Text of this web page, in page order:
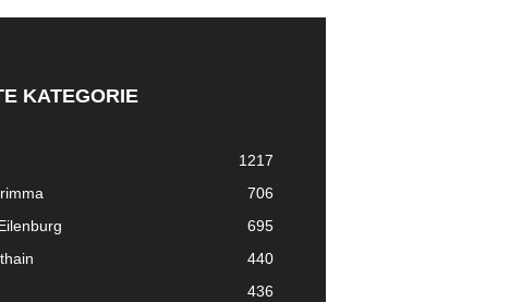
KATEGORIE
1217
706
695
440
436